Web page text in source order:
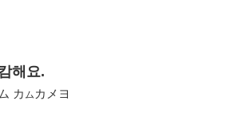
해요.
カ ム カメヨ